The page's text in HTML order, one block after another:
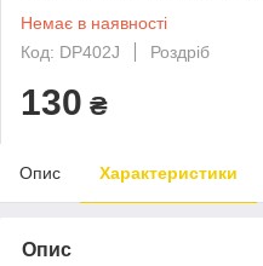
Немає в наявності
Код: DP402J
Роздріб
130 ₴
Опис Характеристики
Опис